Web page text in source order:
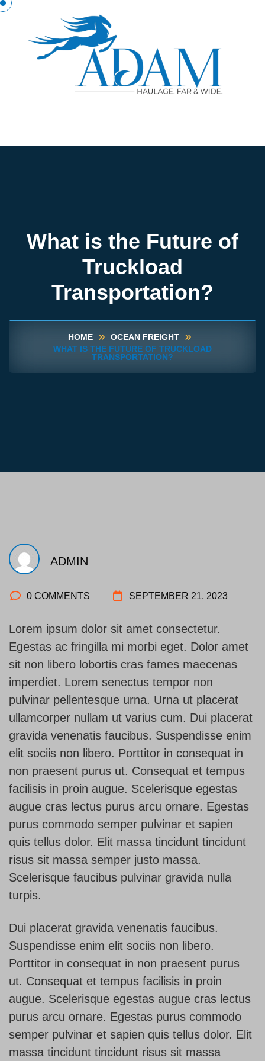
What is the Future of
Truckload
Transportation?
HOME
OCEAN FREIGHT
WHAT IS THE FUTURE OF TRUCKLOAD
TRANSPORTATION?
ADMIN
0 COMMENTS SEPTEMBER 21, 2023
Lorem ipsum dolor sit amet consectetur.
Egestas ac fringilla mi morbi eget. Dolor amet
sit non libero lobortis cras fames maecenas
imperdiet. Lorem senectus tempor non
pulvinar pellentesque urna. Urna ut placerat
ullamcorper nullam ut varius cum. Dui placerat
gravida venenatis faucibus. Suspendisse enim
elit sociis non libero. Porttitor in consequat in
non praesent purus ut. Consequat et tempus
facilisis in proin augue. Scelerisque egestas
augue cras lectus purus arcu ornare. Egestas
purus commodo semper pulvinar et sapien
quis tellus dolor. Elit massa tincidunt tincidunt
risus sit massa semper justo massa.
Scelerisque faucibus pulvinar gravida nulla
turpis.
Dui placerat gravida venenatis faucibus.
Suspendisse enim elit sociis non libero.
Porttitor in consequat in non praesent purus
ut. Consequat et tempus facilisis in proin
augue. Scelerisque egestas augue cras lectus
purus arcu ornare. Egestas purus commodo
semper pulvinar et sapien quis tellus dolor. Elit
massa tincidunt tincidunt risus sit massa